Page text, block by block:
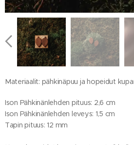
Materiaalit: pähkinäpuu ja hopeidut
Ison Pähkinänlehden pituus: 2,6 cm
Ison Pähkinänlehden leveys: 1,5 cm
Tapin pituus: 12 mm